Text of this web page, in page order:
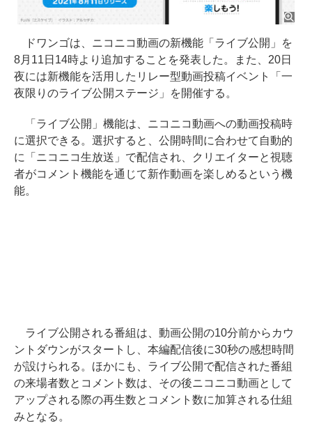
ドワンゴは、ニコニコ動画の新機能「ライブ公開」を
8月11日14時より追加することを発表した。また、20日
夜には新機能を活用したリレー型動画投稿イベント「一
夜限りのライブ公開ステージ」を開催する。
「ライブ公開」機能は、ニコニコ動画への動画投稿時
に選択できる。選択すると、公開時間に合わせて自動的
に「ニコニコ生放送」で配信され、クリエイターと視聴
者がコメント機能を通じて新作動画を楽しめるという機
能。
ライブ公開される番組は、動画公開の10分前からカウ
ントダウンがスタートし、本編配信後に30秒の感想時間
が設けられる。ほかにも、ライブ公開で配信された番組
の来場者数とコメント数は、その後ニコニコ動画として
アップされる際の再生数とコメント数に加算される仕組
みとなる。